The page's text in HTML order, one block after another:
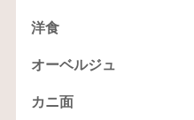
洋食
オーベルジュ
カニ面